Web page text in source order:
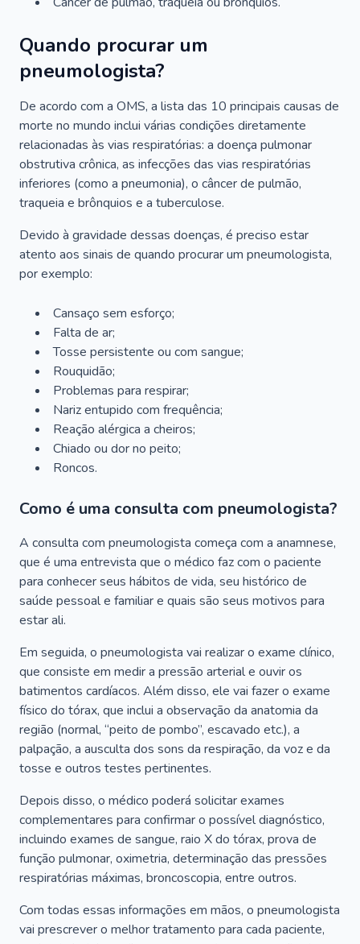
Quando procurar um
pneumologista?
De acordo com a OMS, a lista das 10 principais causas de
morte no mundo inclui várias condições diretamente
relacionadas às vias respiratórias: a doença pulmonar
obstrutiva crônica, as infecções das vias respiratórias
inferiores (como a pneumonia), o câncer de pulmão,
traqueia e brônquios e a tuberculose.
Devido à gravidade dessas doenças, é preciso estar
atento aos sinais de quando procurar um pneumologista,
por exemplo:
Cansaço sem esforço;
Falta de ar;
Tosse persistente ou com sangue;
Rouquidão;
Problemas para respirar;
Nariz entupido com frequência;
Reação alérgica a cheiros;
Chiado ou dor no peito;
Roncos.
Como é uma consulta com pneumologista?
A consulta com pneumologista começa com a anamnese,
que é uma entrevista que o médico faz com o paciente
para conhecer seus hábitos de vida, seu histórico de
saúde pessoal e familiar e quais são seus motivos para
estar ali.
Em seguida, o pneumologista vai realizar o exame clínico,
que consiste em medir a pressão arterial e ouvir os
batimentos cardíacos. Além disso, ele vai fazer o exame
físico do tórax, que inclui a observação da anatomia da
região (normal, “peito de pombo”, escavado etc.), a
palpação, a ausculta dos sons da respiração, da voz e da
tosse e outros testes pertinentes.
Depois disso, o médico poderá solicitar exames
complementares para confirmar o possível diagnóstico,
incluindo exames de sangue, raio X do tórax, prova de
função pulmonar, oximetria, determinação das pressões
respiratórias máximas, broncoscopia, entre outros.
Com todas essas informações em mãos, o pneumologista
vai prescrever o melhor tratamento para cada paciente,